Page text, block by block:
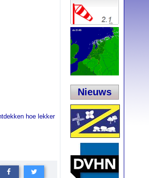
Nieuws
hoe lekker